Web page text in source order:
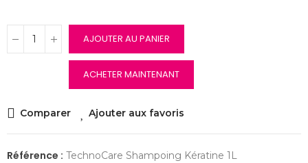
AJOUTER AU PANIER
ACHETER MAINTENANT
Comparer Ajouter aux favoris
Référence : TechnoCare Shampoing Kératine 1L